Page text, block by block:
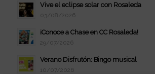
Vive el eclipse solar con Rosaleda
03/08/2026
¡Conoce a Chase en CC Rosaleda!
29/07/2026
Verano Disfrutón: Bingo musical
10/07/2026